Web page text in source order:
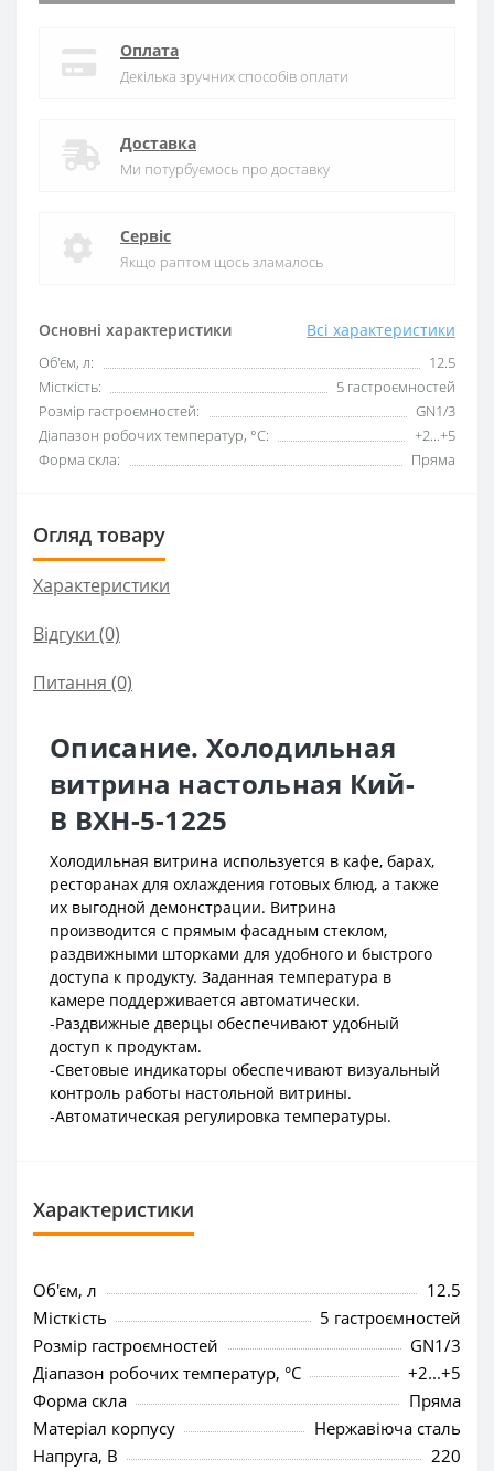
Основні характеристики Всі характеристики
Об'єм, л:
12.5
Місткість:
5 гастроємностей
Розмір гастроємностей:
GN1/3
Діапазон робочих температур, °C:
+2...+5
Форма скла:
Пряма
Оплата
Декілька зручних способів оплати
Доставка
Ми потурбуємось про доставку
Сервіс
Якщо раптом щось зламалось
Огляд товару
Характеристики
Відгуки (0)
Питання (0)
Описание. Холодильная
витрина настольная Кий-
В ВХН-5-1225
Холодильная витрина используется в кафе, барах,
ресторанах для охлаждения готовых блюд, а также
их выгодной демонстрации. Витрина
производится с прямым фасадным стеклом,
раздвижными шторками для удобного и быстрого
доступа к продукту. Заданная температура в
камере поддерживается автоматически.
-Раздвижные дверцы обеспечивают удобный
доступ к продуктам.
-Световые индикаторы обеспечивают визуальный
контроль работы настольной витрины.
-Автоматическая регулировка температуры.
Характеристики
Об'єм, л
12.5
Місткість
5 гастроємностей
Розмір гастроємностей
GN1/3
Діапазон робочих температур, °C
+2...+5
Форма скла
Пряма
Матеріал корпусу
Нержавіюча сталь
Напруга, В
220